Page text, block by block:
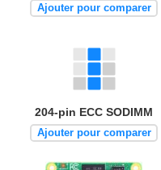
Ajouter pour comparer
204-pin ECC SODIMM
Ajouter pour comparer